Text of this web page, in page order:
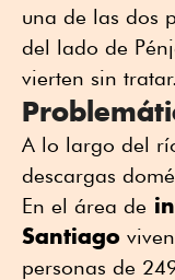
una de las dos
del lado de
vierten sin tratar.
A lo largo del
descargas
En el área de
Santiago
personas de